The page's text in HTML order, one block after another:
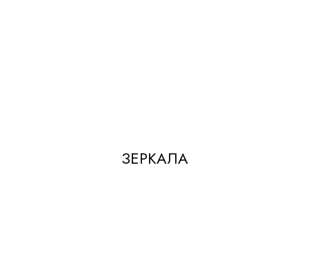
ЗЕРКАЛА